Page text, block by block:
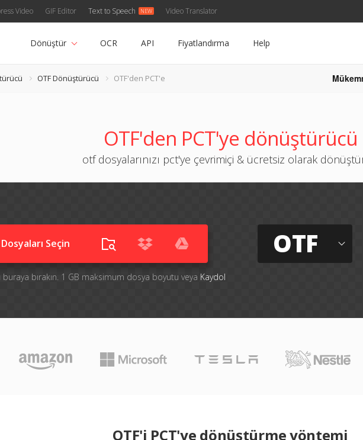
Video GIF Editor Text to Speech Video Translator
Dönüştür OCR API Fiyatlandırma Help
OTF Dönüştürücü OTF'den PCT'e
OTF'den PCT'ye dönüştürücü
otf dosyalarınızı pct'ye çevrimiçi & ücretsiz olarak
Dosyaları Seçin
buraya bırakın. 1 GB maksimum dosya boyutu veya Kaydol
OTF
OTF'i PCT'ye dönüştürme yöntemi